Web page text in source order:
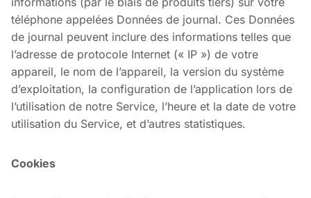
téléphone appelées Données de journal. Ces Données
de journal peuvent inclure des informations telles que
l’adresse de protocole Internet (« IP ») de votre
appareil, le nom de l’appareil, la version du système
d’exploitation, la configuration de l’application lors de
l’utilisation de notre Service, l’heure et la date de votre
utilisation du Service, et d’autres statistiques.
Cookies